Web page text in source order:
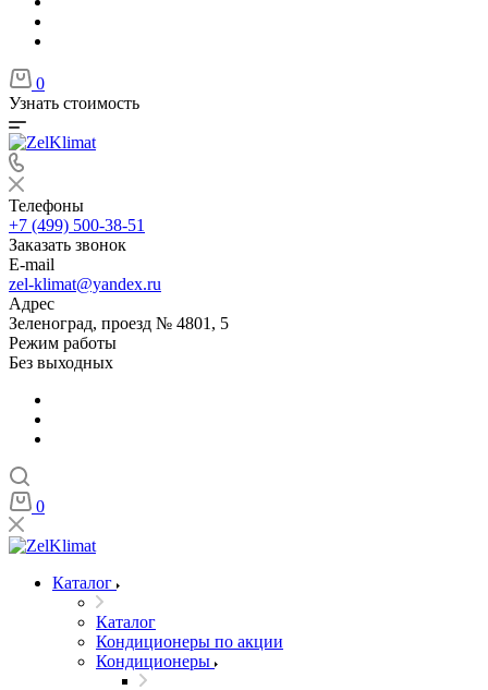
0
Узнать стоимость
Телефоны
+7 (499) 500-38-51
Заказать звонок
E-mail
zel-klimat@yandex.ru
Адрес
Зеленоград, проезд № 4801, 5
Режим работы
Без выходных
0
Каталог
Каталог
Кондиционеры по акции
Кондиционеры